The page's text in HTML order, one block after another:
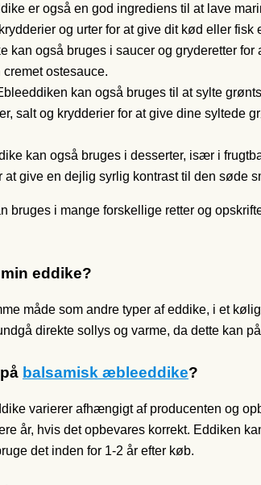
er også en god ingrediens til at lave
og urter for at give dit kød eller fisk
kan også bruges i saucer og gryderetter
ostesauce.
kan også bruges til at sylte
salt og krydderier for at give dine syltede
kan også bruges i desserter, især i
at give en dejlig syrlig kontrast til den søde
bruges i mange forskellige retter og
eddike?
måde som andre typer af eddike, i et
direkte sollys og varme, da dette kan
balsamisk æbleeddike?
varierer afhængigt af producenten og
år, hvis det opbevares korrekt. Eddiken
det inden for 1-2 år efter køb.